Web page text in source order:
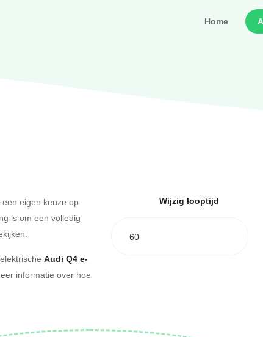
Home
eigen keuze op
is om een volledig
Audi Q4 e-
informatie over hoe
Wijzig looptijd
60